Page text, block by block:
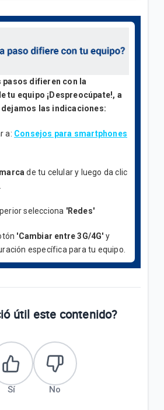
pasos difieren con la
tu equipo ¡Despreocúpate!, a
las indicaciones:
a: Consejos para smartphones
de tu celular y luego da clic
.
selecciona 'Redes'
'Cambiar entre 3G/4G' y
específica para tu equipo.
útil este contenido?
Sí No